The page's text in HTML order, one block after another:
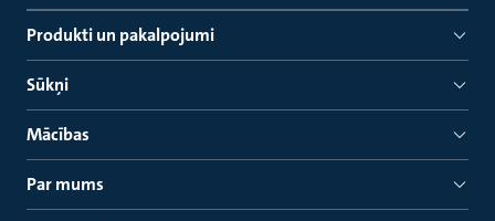
Produkti un pakalpojumi
Sūkņi
Mācības
Par mums